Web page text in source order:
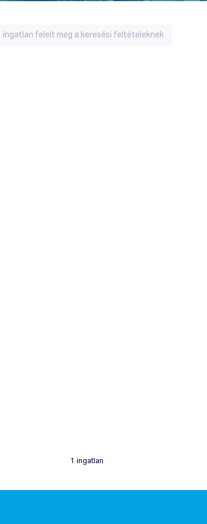
ingatlan felelt meg a keresési feltételeknek
1 ingatlan